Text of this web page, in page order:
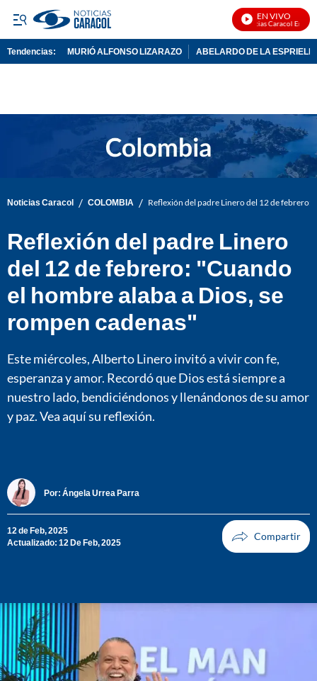
EN VIVO
Noticias Caracol En Vivo
Tendencias: MURIÓ ALFONSO LIZARAZO ABELARDO DE LA
Noticias Caracol / COLOMBIA / Reflexión del padre Linero del 12 de febrero:
Reflexión del padre Linero
del 12 de febrero: "Cuando
el hombre alaba a Dios, se
rompen cadenas"
Este miércoles, Alberto Linero invitó a vivir con fe,
esperanza y amor. Recordó que Dios está siempre a
nuestro lado, bendiciéndonos y llenándonos de su amor
y paz. Vea aquí su reflexión.
Por: Ángela Urrea Parra
12 de Feb, 2025
Actualizado: 12 De Feb, 2025